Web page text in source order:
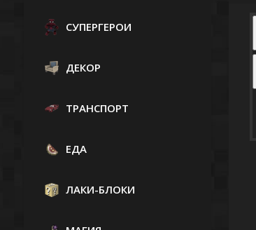
СУПЕРГЕРОИ
ДЕКОР
ТРАНСПОРТ
ЕДА
ЛАКИ-БЛОКИ